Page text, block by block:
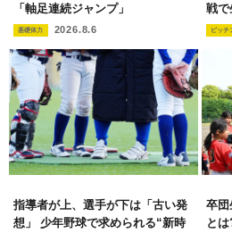
「軸足連続ジャンプ」
基礎体力 2026.8.6
戦で
ピッチ
指導者が上、選手が下は「古い発
想」 少年野球で求められる“新時
卒団
と